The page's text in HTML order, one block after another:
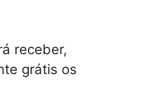
receber,
grátis os